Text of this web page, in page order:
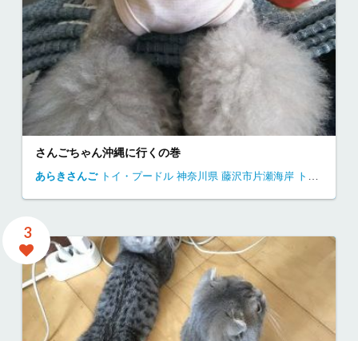
さんごちゃん沖縄に行くの巻
あらきさんご トイ・プードル 神奈川県 藤沢市片瀬海岸 トイプードル 江ノ島
3